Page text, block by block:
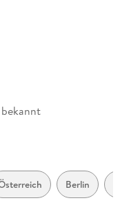
das miniLÜK-
Berlin